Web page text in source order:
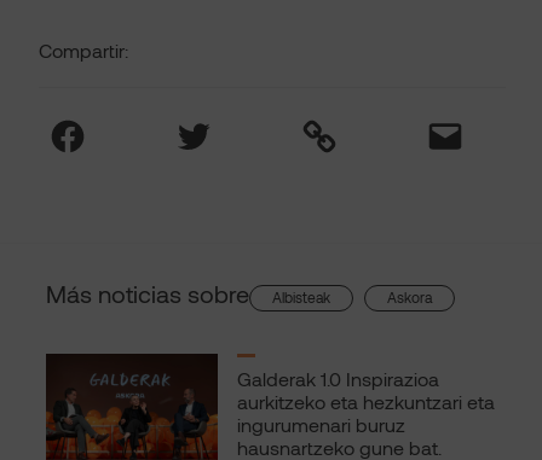
Compartir:
Facebook Twitter Link Mail
Más noticias sobre Albisteak Askora
Galderak 1.0 Inspirazioa
aurkitzeko eta hezkuntzari eta
ingurumenari buruz
hausnartzeko gune bat.